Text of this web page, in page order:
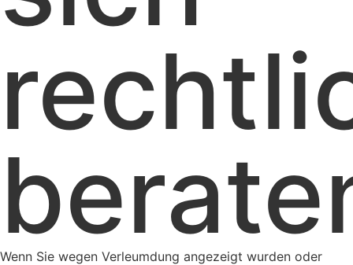
Wenn Sie wegen Verleumdung angezeigt wurden oder